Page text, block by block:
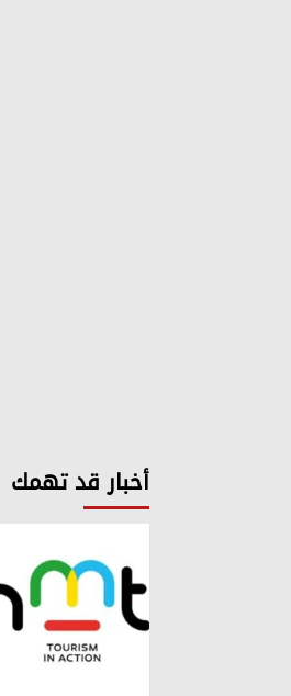
أخبار قد تهمك